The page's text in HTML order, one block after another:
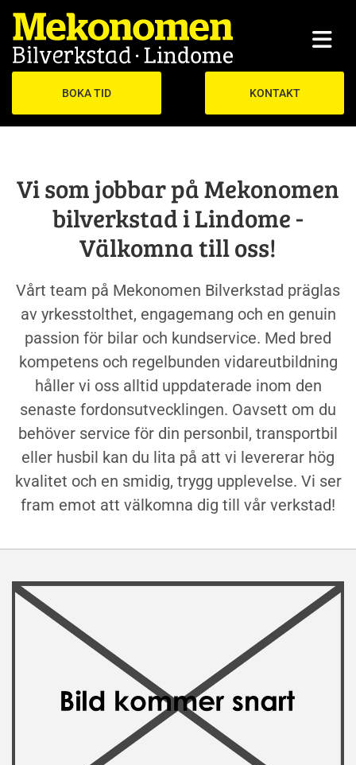
BOKA TID KONTAKT
Vi som jobbar på Mekonomen
bilverkstad i Lindome -
Välkomna till oss!
Vårt team på Mekonomen Bilverkstad präglas
av yrkesstolthet, engagemang och en genuin
passion för bilar och kundservice. Med bred
kompetens och regelbunden vidareutbildning
håller vi oss alltid uppdaterade inom den
senaste fordonsutvecklingen. Oavsett om du
behöver service för din personbil, transportbil
eller husbil kan du lita på att vi levererar hög
kvalitet och en smidig, trygg upplevelse. Vi ser
fram emot att välkomna dig till vår verkstad!